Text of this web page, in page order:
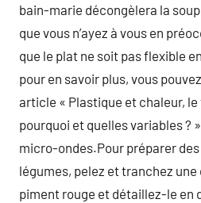
bain-marie décongèlera la
que vous n’ayez à vous en
que le plat ne soit pas flexible
pour en savoir plus, vous
article « Plastique et chaleur,
pourquoi et quelles variables ?
micro-ondes.Pour préparer
légumes, pelez et tranchez
piment rouge et détaillez-le en